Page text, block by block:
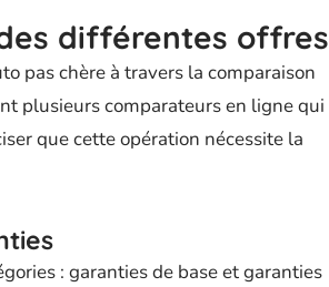
différentes offres
pas chère à travers la comparaison
plusieurs comparateurs en ligne qui
que cette opération nécessite la
: garanties de base et garanties